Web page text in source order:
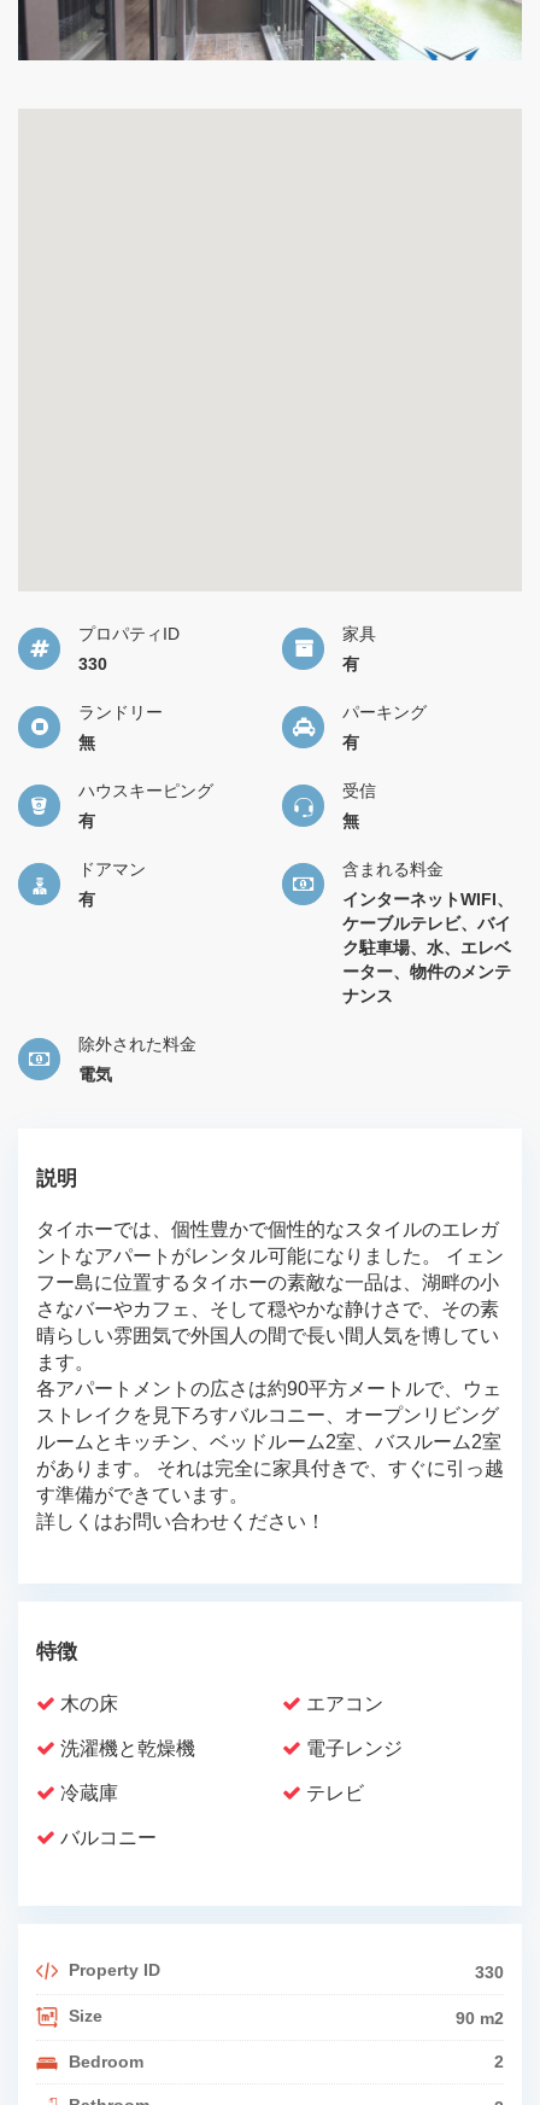
プロパティID
330
家具
有
ランドリー
無
パーキング
有
ハウスキーピング
有
受信
無
ドアマン
有
含まれる料金
インターネットWIFI、
ケーブルテレビ、バイ
ク駐車場、水、エレベ
ーター、物件のメンテ
ナンス
除外された料金
電気
説明
タイホーでは、個性豊かで個性的なスタイルのエレガ
ントなアパートがレンタル可能になりました。 イェン
フー島に位置するタイホーの素敵な一品は、湖畔の小
さなバーやカフェ、そして穏やかな静けさで、その素
晴らしい雰囲気で外国人の間で長い間人気を博してい
ます。
各アパートメントの広さは約90平方メートルで、ウェ
ストレイクを見下ろすバルコニー、オープンリビング
ルームとキッチン、ベッドルーム2室、バスルーム2室
があります。 それは完全に家具付きで、すぐに引っ越
す準備ができています。
詳しくはお問い合わせください！
特徴
木の床 エアコン
洗濯機と乾燥機 電子レンジ
冷蔵庫 テレビ
バルコニー
Property ID 330
Size 90 m2
Bedroom 2